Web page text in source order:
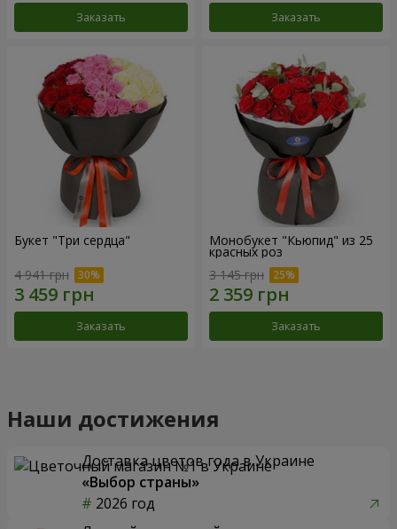
Заказать Заказать
Букет "Три сердца"
4 941 грн
Заказать
Монобукет "Кьюпид" из 25
красных роз
3 145 грн
Заказать
Наши достижения
Доставка цветов года в Украине
«Выбор страны»
2026 год